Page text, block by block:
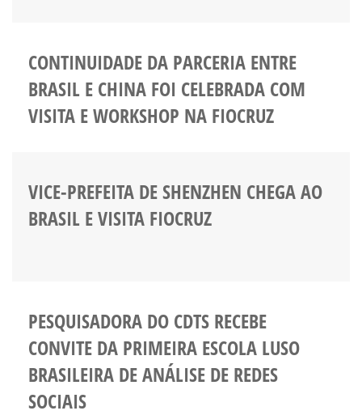
CONTINUIDADE DA PARCERIA ENTRE
BRASIL E CHINA FOI CELEBRADA COM
VISITA E WORKSHOP NA FIOCRUZ
VICE-PREFEITA DE SHENZHEN CHEGA AO
BRASIL E VISITA FIOCRUZ
PESQUISADORA DO CDTS RECEBE
CONVITE DA PRIMEIRA ESCOLA LUSO
BRASILEIRA DE ANÁLISE DE REDES
SOCIAIS